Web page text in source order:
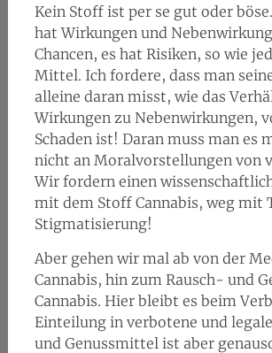
Kein Stoff ist per se gut oder
hat Wirkungen und
Chancen, es hat Risiken, so wie
Mittel. Ich fordere, dass man
alleine daran misst, wie das
Wirkungen zu Nebenwirkungen,
Schaden ist! Daran muss man es
nicht an Moralvorstellungen von
Wir fordern einen
mit dem Stoff Cannabis, weg mit
Stigmatisierung!
Aber gehen wir mal ab von der
Cannabis, hin zum Rausch- und
Cannabis. Hier bleibt es beim
Einteilung in verbotene und
und Genussmittel ist aber